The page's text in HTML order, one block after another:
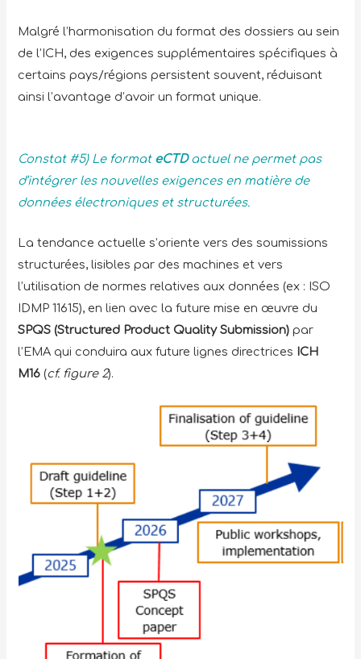
Malgré l’harmonisation du format des dossiers au sein
de l’ICH, des exigences supplémentaires spécifiques à
certains pays/régions persistent souvent, réduisant
ainsi l’avantage d’avoir un format unique.
Constat #5) Le format eCTDactuel ne permet pas
d’intégrer les nouvelles exigences en matière de
données électroniques et structurées.
La tendance actuelle s’oriente vers des soumissions
structurées, lisibles par des machines et vers
l’utilisation de normes relatives aux données (ex : ISO
IDMP 11615), en lien avec la future mise en œuvre du
SPQS (Structured Product Quality Submission) par
l’EMA qui conduira aux future lignes directrices ICH
M16 (cf. figure 2).